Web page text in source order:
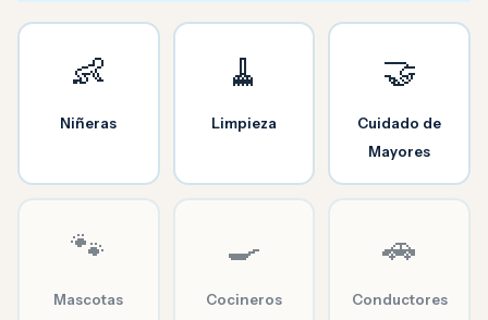
👶
Niñeras
🧹
Limpieza
🤝
Cuidado de
Mayores
🐾
Mascotas
🍳
Cocineros
🚗
Conductores